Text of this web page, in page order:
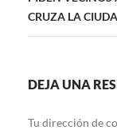
CRUZA LA
DEJA UNA
Tu dirección de